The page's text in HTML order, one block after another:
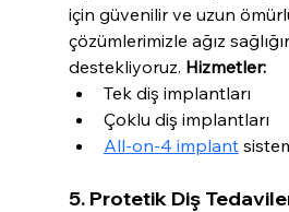
için güvenilir ve uzun
çözümlerimizle ağız
destekliyoruz. Hizmetler:
Tek diş implantları
Çoklu diş implantları
All-on-4 implant
5. Protetik Diş